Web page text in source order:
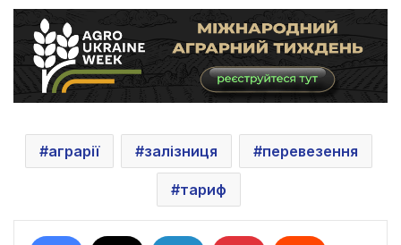
аграрії залізниця перевезення
тариф